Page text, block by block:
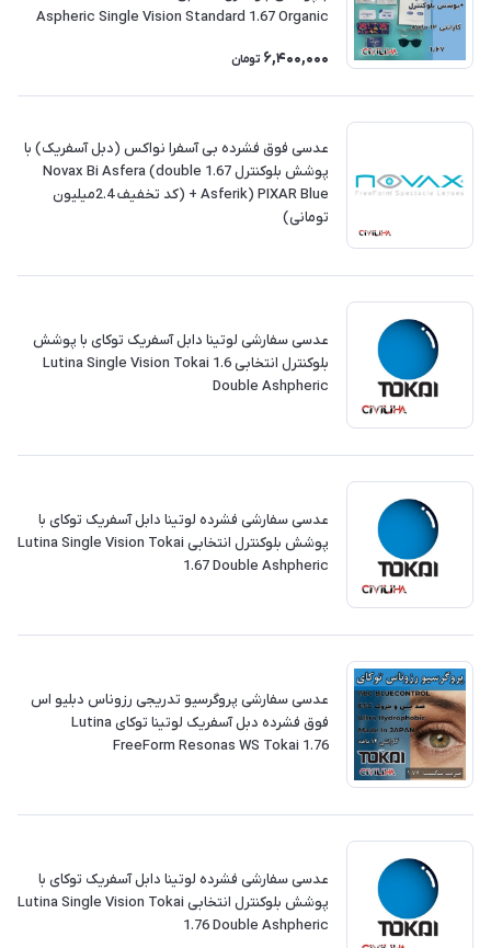
Aspheric Single Vision Standard 1.67 Organic
6,400,000 تومان
عدسی فوق فشرده بی آسفرا نواکس (دبل آسفریک) با
پوشش بلوکنترل 1.67 Novax Bi Asfera (double
Asferik) PIXAR Blue + (کد تخفیف 2.4میلیون
تومانی)
‎عدسی سفارشی لوتینا دابل آسفریک توکای با پوشش
بلوکنترل انتخابی Lutina Single Vision Tokai 1.6
Double Ashpheric
‎عدسی سفارشی فشرده لوتینا دابل آسفریک توکای با
پوشش بلوکنترل انتخابی Lutina Single Vision Tokai
1.67 Double Ashpheric
‎عدسی سفارشی پروگرسیو تدریجی رزوناس دبلیو اس
فوق فشرده دبل آسفریک لوتینا توکای Lutina
FreeForm Resonas WS Tokai 1.76
‎عدسی سفارشی فشرده لوتینا دابل آسفریک توکای با
پوشش بلوکنترل انتخابی Lutina Single Vision Tokai
1.76 Double Ashpheric